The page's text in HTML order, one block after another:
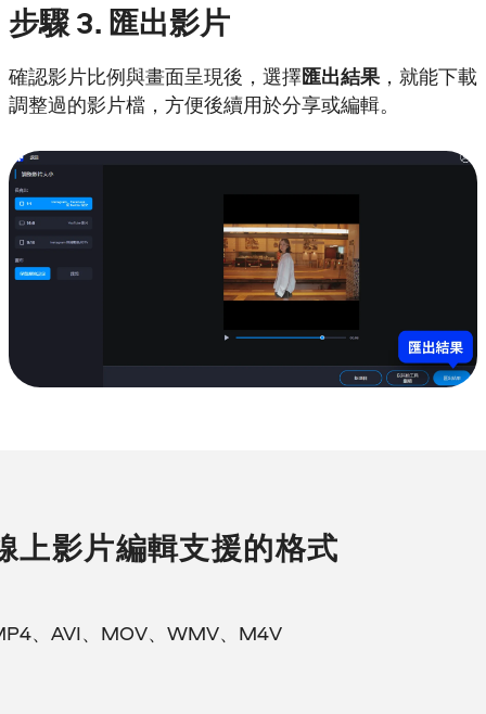
步驟3. 匯出影片
確認影片比例與畫面呈現後，選擇匯出結果，就能下載
調整過的影片檔，方便後續用於分享或編輯。
上影片編輯支援的格式
、AVI、MOV、WMV、M4V